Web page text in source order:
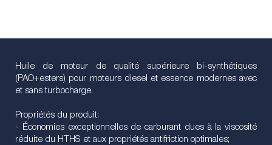
Huile de moteur de qualité supérieure bi-synthétiques
(PAO+esters) pour moteurs diesel et essence modernes avec
et sans turbocharge.
Propriétés du produit:
- Économies exceptionnelles de carburant dues à la viscosité
réduite du HTHS et aux propriétés antifriction optimales;